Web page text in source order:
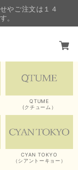
やご注文は１４
。
QTUME
(クチューム）
CYAN TOKYO
（シアントーキョー）